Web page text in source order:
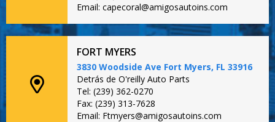
Email: capecoral@amigosautoins.com
FORT MYERS
3830 Woodside Ave Fort Myers, FL 33916
Detrás de O'reilly Auto Parts
Tel: (239) 362-0270
Fax: (239) 313-7628
Email: Ftmyers@amigosautoins.com